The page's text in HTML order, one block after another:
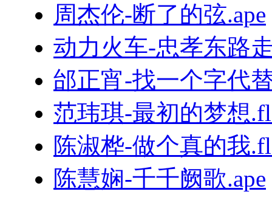
周杰伦-断了的弦.ape
动力火车-忠孝东路
邰正宵-找一个字代
范玮琪-最初的梦想
陈淑桦-做个真的我
陈慧娴-千千阙歌.ape